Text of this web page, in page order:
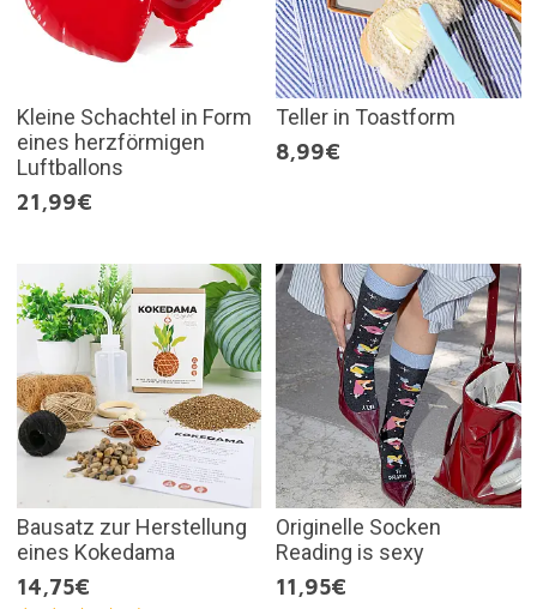
Kleine Schachtel in Form
eines herzförmigen
Luftballons
21,99€
Teller in Toastform
8,99€
Bausatz zur Herstellung
eines Kokedama
14,75€
Originelle Socken
Reading is sexy
11,95€